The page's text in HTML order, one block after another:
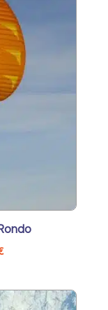
Plage